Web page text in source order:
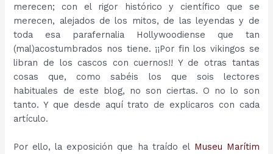
merecen; con el rigor histórico y científico que se
merecen, alejados de los mitos, de las leyendas y de
toda esa parafernalia Hollywoodiense que tan
(mal)acostumbrados nos tiene. ¡¡Por fin los vikingos se
libran de los cascos con cuernos!! Y de otras tantas
cosas que, como sabéis los que sois lectores
habituales de este blog, no son ciertas. O no lo son
tanto. Y que desde aquí trato de explicaros con cada
artículo.
Por ello, la exposición que ha traído el Museu Marítim